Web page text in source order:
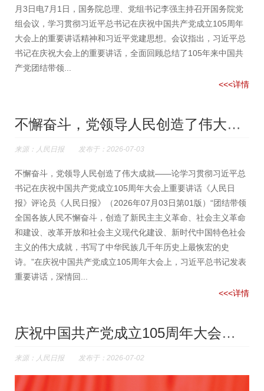
月3日电7月1日，国务院总理、党组书记李强主持召开国务院党
组会议，学习贯彻习近平总书记在庆祝中国共产党成立105周年
大会上的重要讲话精神和习近平党建思想。会议指出，习近平总
书记在庆祝大会上的重要讲话，全面回顾总结了105年来中国共
产党团结带领...
<<<详情
不懈奋斗，党领导人民创造了伟大成就
来源：人民日报 发布于：2026-07-03
不懈奋斗，党领导人民创造了伟大成就——论学习贯彻习近平总
书记在庆祝中国共产党成立105周年大会上重要讲话《人民日
报》评论员《人民日报》（2026年07月03日第01版）“团结带领
全国各族人民不懈奋斗，创造了新民主主义革命、社会主义革命
和建设、改革开放和社会主义现代化建设、新时代中国特色社会
主义的伟大成就，书写了中华民族几千年历史上最恢宏的史
诗。”在庆祝中国共产党成立105周年大会上，习近平总书记发表
重要讲话，深情回...
<<<详情
庆祝中国共产党成立105周年大会在京隆重举行
来源：人民日报 发布于：2026-07-02